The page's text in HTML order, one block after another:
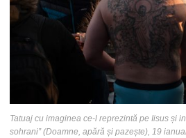
Tatuaj cu imaginea ce-l reprezintă pe Iisus și
sohrani” (Doamne, apără și pazește), 19